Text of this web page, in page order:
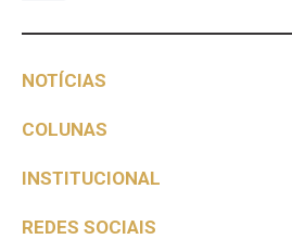
NOTÍCIAS
COLUNAS
INSTITUCIONAL
REDES SOCIAIS